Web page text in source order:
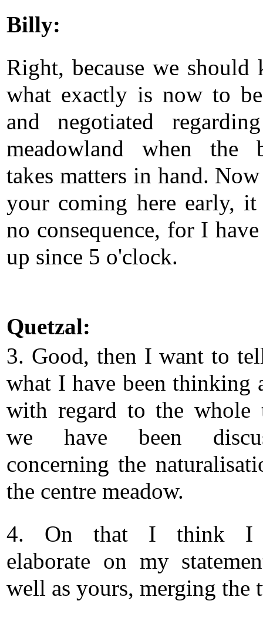
Billy:
Right, because we should
what exactly is now to
and negotiated
meadowland when the
takes matters in hand.
your coming here early,
no consequence, for I
up since 5 o'clock.
Quetzal:
3. Good, then I want to
what I have been thinking
with regard to the whole
we have been
concerning the
the centre meadow.
4. On that I think I
elaborate on my
well as yours, merging the